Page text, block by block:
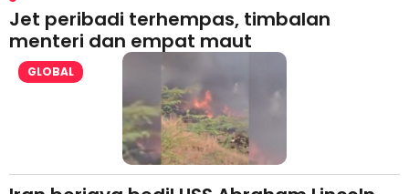
Jet peribadi terhempas, timbalan
menteri dan empat maut
GLOBAL